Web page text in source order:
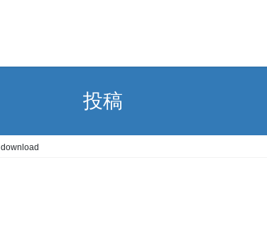
投稿
download